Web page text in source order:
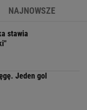
NAJNOWSZE
stawia
Jeden gol